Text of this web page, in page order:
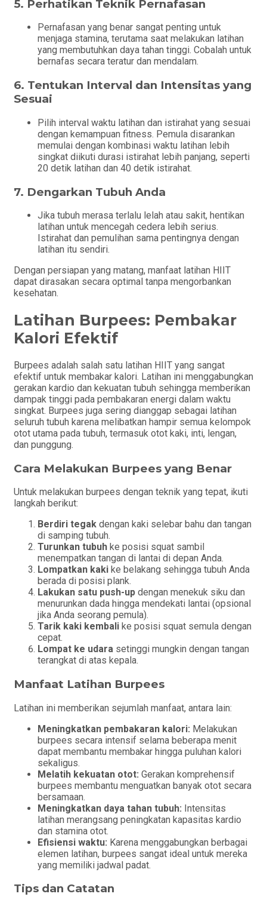
5. Perhatikan Teknik Pernafasan
Pernafasan yang benar sangat penting untuk
menjaga stamina, terutama saat melakukan latihan
yang membutuhkan daya tahan tinggi. Cobalah untuk
bernafas secara teratur dan mendalam.
6. Tentukan Interval dan Intensitas yang
Sesuai
Pilih interval waktu latihan dan istirahat yang sesuai
dengan kemampuan fitness. Pemula disarankan
memulai dengan kombinasi waktu latihan lebih
singkat diikuti durasi istirahat lebih panjang, seperti
20 detik latihan dan 40 detik istirahat.
7. Dengarkan Tubuh Anda
Jika tubuh merasa terlalu lelah atau sakit, hentikan
latihan untuk mencegah cedera lebih serius.
Istirahat dan pemulihan sama pentingnya dengan
latihan itu sendiri.
Dengan persiapan yang matang, manfaat latihan HIIT
dapat dirasakan secara optimal tanpa mengorbankan
kesehatan.
Latihan Burpees: Pembakar
Kalori Efektif
Burpees adalah salah satu latihan HIIT yang sangat
efektif untuk membakar kalori. Latihan ini menggabungkan
gerakan kardio dan kekuatan tubuh sehingga memberikan
dampak tinggi pada pembakaran energi dalam waktu
singkat. Burpees juga sering dianggap sebagai latihan
seluruh tubuh karena melibatkan hampir semua kelompok
otot utama pada tubuh, termasuk otot kaki, inti, lengan,
dan punggung.
Cara Melakukan Burpees yang Benar
Untuk melakukan burpees dengan teknik yang tepat, ikuti
langkah berikut:
Berdiri tegak dengan kaki selebar bahu dan tangan
di samping tubuh.
Turunkan tubuh ke posisi squat sambil
menempatkan tangan di lantai di depan Anda.
Lompatkan kaki ke belakang sehingga tubuh Anda
berada di posisi plank.
Lakukan satu push-up dengan menekuk siku dan
menurunkan dada hingga mendekati lantai (opsional
jika Anda seorang pemula).
Tarik kaki kembali ke posisi squat semula dengan
cepat.
Lompat ke udara setinggi mungkin dengan tangan
terangkat di atas kepala.
Manfaat Latihan Burpees
Latihan ini memberikan sejumlah manfaat, antara lain:
Meningkatkan pembakaran kalori: Melakukan
burpees secara intensif selama beberapa menit
dapat membantu membakar hingga puluhan kalori
sekaligus.
Melatih kekuatan otot: Gerakan komprehensif
burpees membantu menguatkan banyak otot secara
bersamaan.
Meningkatkan daya tahan tubuh: Intensitas
latihan merangsang peningkatan kapasitas kardio
dan stamina otot.
Efisiensi waktu: Karena menggabungkan berbagai
elemen latihan, burpees sangat ideal untuk mereka
yang memiliki jadwal padat.
Tips dan Catatan